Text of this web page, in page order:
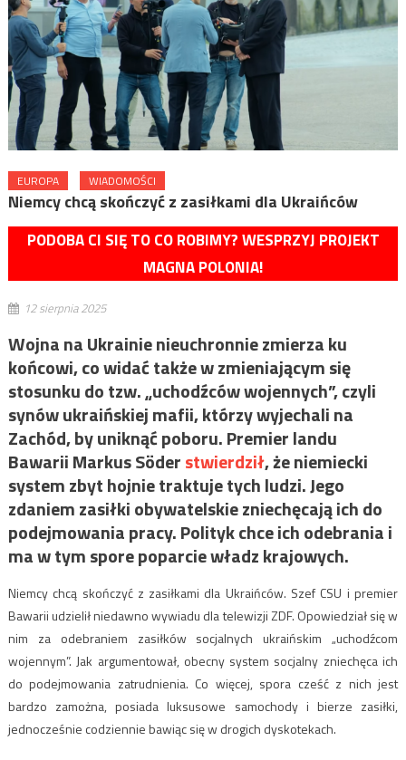
EUROPA WIADOMOŚCI
Niemcy chcą skończyć z zasiłkami dla Ukraińców
PODOBA CI SIĘ TO CO ROBIMY? WESPRZYJ PROJEKT
MAGNA POLONIA!
12 sierpnia 2025
Wojna na Ukrainie nieuchronnie zmierza ku
końcowi, co widać także w zmieniającym się
stosunku do tzw. „uchodźców wojennych”, czyli
synów ukraińskiej mafii, którzy wyjechali na
Zachód, by uniknąć poboru. Premier landu
Bawarii Markus Söderstwierdził, że niemiecki
system zbyt hojnie traktuje tych ludzi. Jego
zdaniem zasiłki obywatelskie zniechęcają ich do
podejmowania pracy. Polityk chce ich odebrania i
ma w tym spore poparcie władz krajowych.
Niemcy chcą skończyć z zasiłkami dla Ukraińców. Szef CSU i premier
Bawarii udzielił niedawno wywiadu dla telewizji ZDF. Opowiedział się w
nim za odebraniem zasiłków socjalnych ukraińskim „uchodźcom
wojennym”. Jak argumentował, obecny system socjalny zniechęca ich
do podejmowania zatrudnienia. Co więcej, spora cześć z nich jest
bardzo zamożna, posiada luksusowe samochody i bierze zasiłki,
jednocześnie codziennie bawiąc się w drogich dyskotekach.